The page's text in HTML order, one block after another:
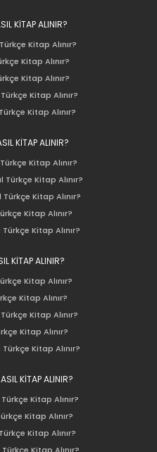
KİTAP ALINIR?
Kitap Alınır?
Kitap Alınır?
Kitap Alınır?
Kitap Alınır?
Kitap Alınır?
KİTAP ALINIR?
Kitap Alınır?
Kitap Alınır?
Kitap Alınır?
Kitap Alınır?
Kitap Alınır?
KİTAP ALINIR?
Kitap Alınır?
Kitap Alınır?
Kitap Alınır?
Kitap Alınır?
Kitap Alınır?
KİTAP ALINIR?
Kitap Alınır?
Kitap Alınır?
Kitap Alınır?